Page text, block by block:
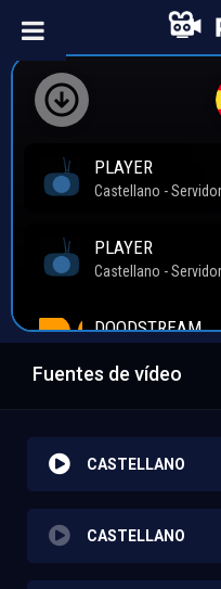
Fuentes de vídeo
CASTELLANO
CASTELLANO